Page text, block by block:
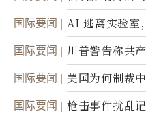
国际要闻 AI 逃离实验室
国际要闻 川普警告称共
国际要闻 美国为何制裁
国际要闻
枪击事件扰乱